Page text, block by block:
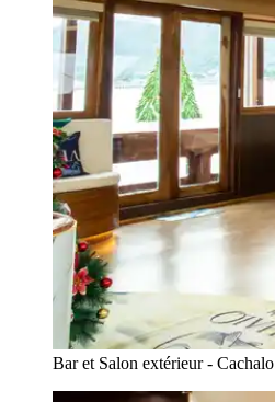
Bar et Salon extérieur - Cachalo